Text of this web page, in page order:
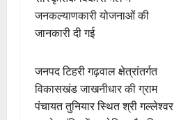
जनकल्याणकारी योजनाओं की
जानकारी दी गई
जनपद टिहरी गढ़वाल क्षेत्रांतर्गत
विकासखंड जाखनीधार की ग्राम
पंचायत तुनियार स्थित श्री गल्लेश्वर